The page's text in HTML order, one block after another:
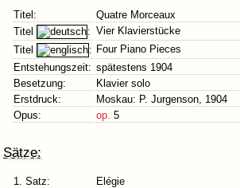
Titel:
Quatre Morceaux
Titel
: Vier Klavierstücke
Titel
: Four Piano Pieces
Entstehungszeit: spätestens 1904
Besetzung:
Klavier solo
Erstdruck:
Moskau: P. Jurgenson, 1904
Opus:
op. 5
Sätze:
1. Satz:
Elégie